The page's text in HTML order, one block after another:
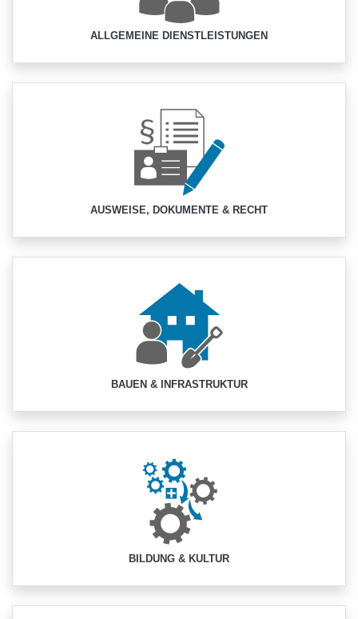
ALLGEMEINE DIENSTLEISTUNGEN
AUSWEISE, DOKUMENTE & RECHT
BAUEN & INFRASTRUKTUR
BILDUNG & KULTUR